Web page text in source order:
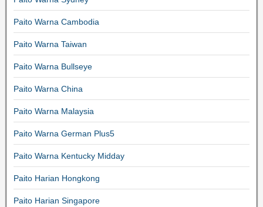
Paito Warna Cambodia
Paito Warna Taiwan
Paito Warna Bullseye
Paito Warna China
Paito Warna Malaysia
Paito Warna German Plus5
Paito Warna Kentucky Midday
Paito Harian Hongkong
Paito Harian Singapore